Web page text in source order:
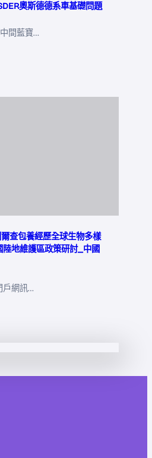
奧斯德德系車基礎問題
間藍寶…
查包養經歷全球生物多樣
陸地維護區政策研討_中國
戶網訊…